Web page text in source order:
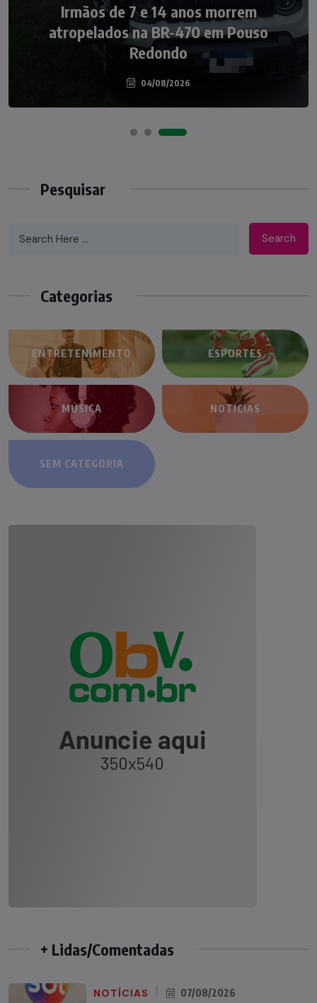
Irmãos de 7 e 14 anos morrem
atropelados na BR-470 em Pouso
Redondo
04/08/2026
Pesquisar
Search
Categorias
ENTRETENIMENTO ESPORTES
MÚSICA NOTÍCIAS
SEM CATEGORIA
+ Lidas/Comentadas
NOTÍCIAS 07/08/2026